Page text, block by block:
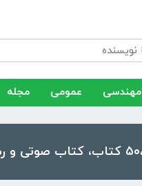
مهندسی عمومی مجله